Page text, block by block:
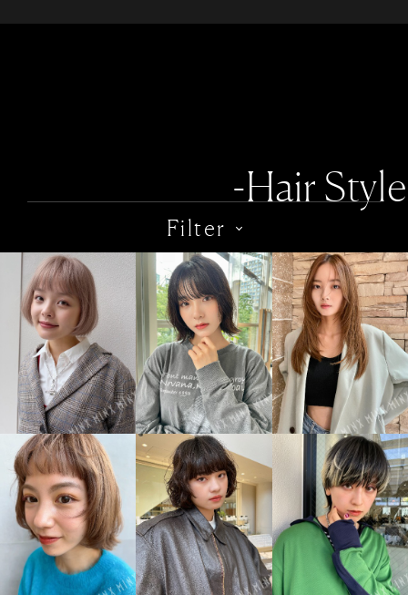
-Hair Style
Filter